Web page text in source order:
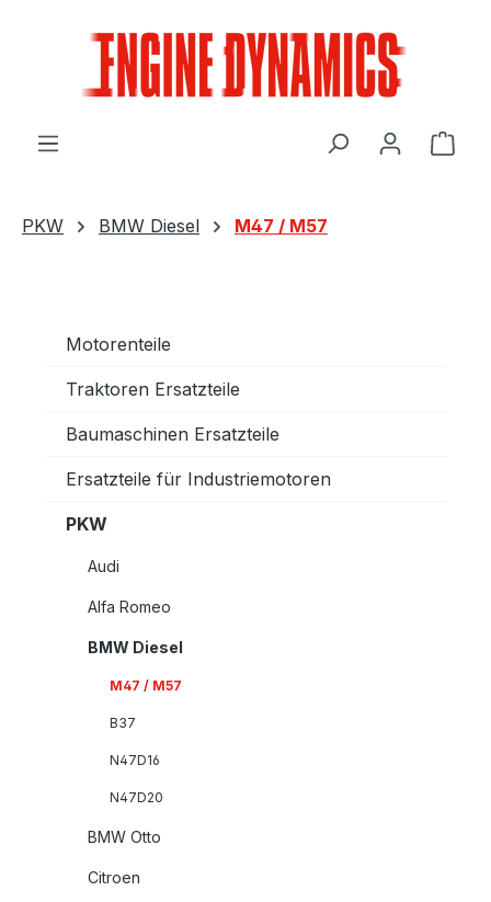
PKW BMW Diesel M47 / M57
Motorenteile
Traktoren Ersatzteile
Baumaschinen Ersatzteile
Ersatzteile für Industriemotoren
PKW
Audi
Alfa Romeo
BMW Diesel
M47 / M57
B37
N47D16
N47D20
BMW Otto
Citroen